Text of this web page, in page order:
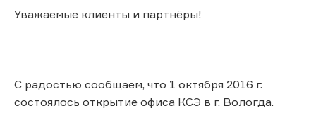
Уважаемые клиенты и партнёры!
С радостью сообщаем, что 1 октября 2016 г.
состоялось открытие офиса КСЭ в г. Вологда.